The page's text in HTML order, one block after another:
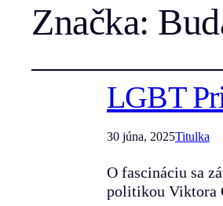
Značka:
LGBT
30 júna, 2025Titulka
O fascináciu sa
politikou Viktora